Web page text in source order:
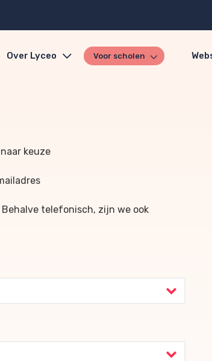
Over Lyceo Voor scholen
keuze
Behalve telefonisch, zijn we ook